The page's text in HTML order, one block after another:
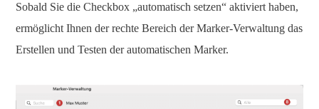
Sobald Sie die Checkbox „automatisch setzen“ aktiviert haben,
ermöglicht Ihnen der rechte Bereich der Marker-Verwaltung das
Erstellen und Testen der automatischen Marker.